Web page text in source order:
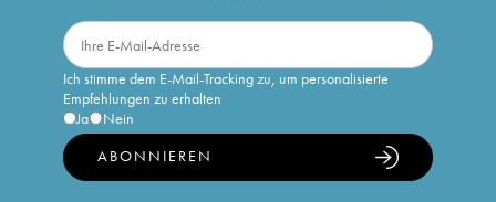
Ich stimme dem E-Mail-Tracking zu, um personalisierte
Empfehlungen zu erhalten
Ja
Nein
ABONNIEREN